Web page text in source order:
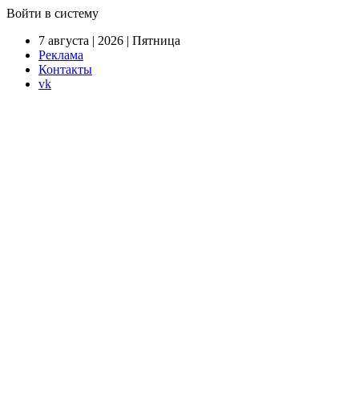
Войти в систему
7 августа | 2026 | Пятница
Реклама
Контакты
vk